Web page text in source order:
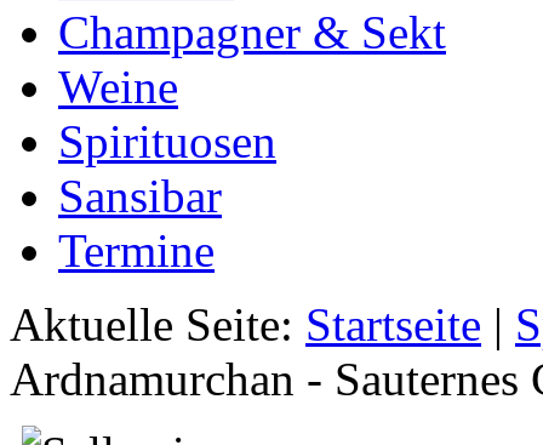
Champagner & Sekt
Weine
Spirituosen
Sansibar
Termine
Aktuelle Seite: Startseite |
Ardnamurchan - Sauternes